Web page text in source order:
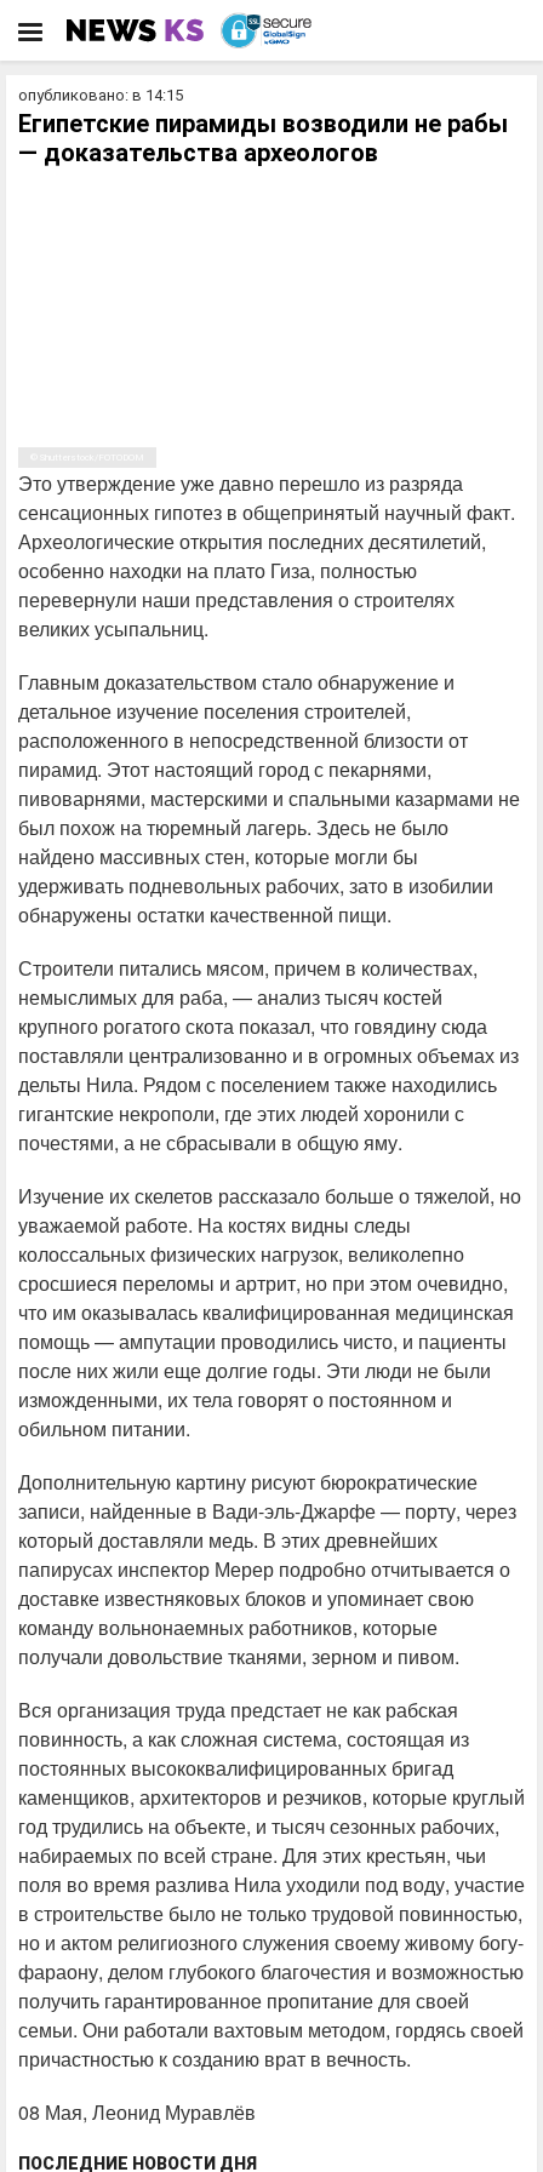
опубликовано: в 14:15
Египетские пирамиды возводили не рабы
— доказательства археологов
Это утверждение уже давно перешло из разряда
сенсационных гипотез в общепринятый научный факт.
Археологические открытия последних десятилетий,
особенно находки на плато Гиза, полностью
перевернули наши представления о строителях
великих усыпальниц.
Главным доказательством стало обнаружение и
детальное изучение поселения строителей,
расположенного в непосредственной близости от
пирамид. Этот настоящий город с пекарнями,
пивоварнями, мастерскими и спальными казармами не
был похож на тюремный лагерь. Здесь не было
найдено массивных стен, которые могли бы
удерживать подневольных рабочих, зато в изобилии
обнаружены остатки качественной пищи.
Строители питались мясом, причем в количествах,
немыслимых для раба, — анализ тысяч костей
крупного рогатого скота показал, что говядину сюда
поставляли централизованно и в огромных объемах из
дельты Нила. Рядом с поселением также находились
гигантские некрополи, где этих людей хоронили с
почестями, а не сбрасывали в общую яму.
Изучение их скелетов рассказало больше о тяжелой, но
уважаемой работе. На костях видны следы
колоссальных физических нагрузок, великолепно
сросшиеся переломы и артрит, но при этом очевидно,
что им оказывалась квалифицированная медицинская
помощь — ампутации проводились чисто, и пациенты
после них жили еще долгие годы. Эти люди не были
изможденными, их тела говорят о постоянном и
обильном питании.
Дополнительную картину рисуют бюрократические
записи, найденные в Вади-эль-Джарфе — порту, через
который доставляли медь. В этих древнейших
папирусах инспектор Мерер подробно отчитывается о
доставке известняковых блоков и упоминает свою
команду вольнонаемных работников, которые
получали довольствие тканями, зерном и пивом.
Вся организация труда предстает не как рабская
повинность, а как сложная система, состоящая из
постоянных высококвалифицированных бригад
каменщиков, архитекторов и резчиков, которые круглый
год трудились на объекте, и тысяч сезонных рабочих,
набираемых по всей стране. Для этих крестьян, чьи
поля во время разлива Нила уходили под воду, участие
в строительстве было не только трудовой повинностью,
но и актом религиозного служения своему живому богу-
фараону, делом глубокого благочестия и возможностью
получить гарантированное пропитание для своей
семьи. Они работали вахтовым методом, гордясь своей
причастностью к созданию врат в вечность.
08 Мая, Леонид Муравлёв
ПОСЛЕДНИЕ НОВОСТИ ДНЯ